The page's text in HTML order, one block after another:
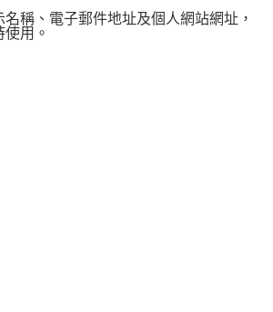
名稱、電子郵件地址及個人網站網址，
用。